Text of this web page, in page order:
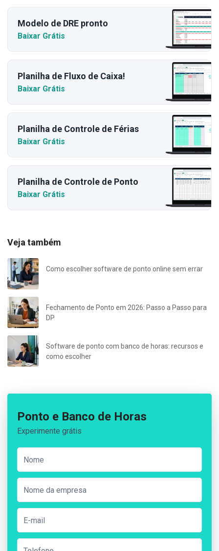
Modelo de DRE pronto
Baixar Grátis
Planilha de Fluxo de Caixa!
Baixar Grátis
Planilha de Controle de Férias
Baixar Grátis
Planilha de Controle de Ponto
Baixar Grátis
Veja também
Como escolher software de ponto online sem errar
Fechamento de Ponto em 2026: Passo a Passo para
DP
Software de ponto com banco de horas: recursos e
como escolher
Ponto e Banco de Horas
Experimente grátis